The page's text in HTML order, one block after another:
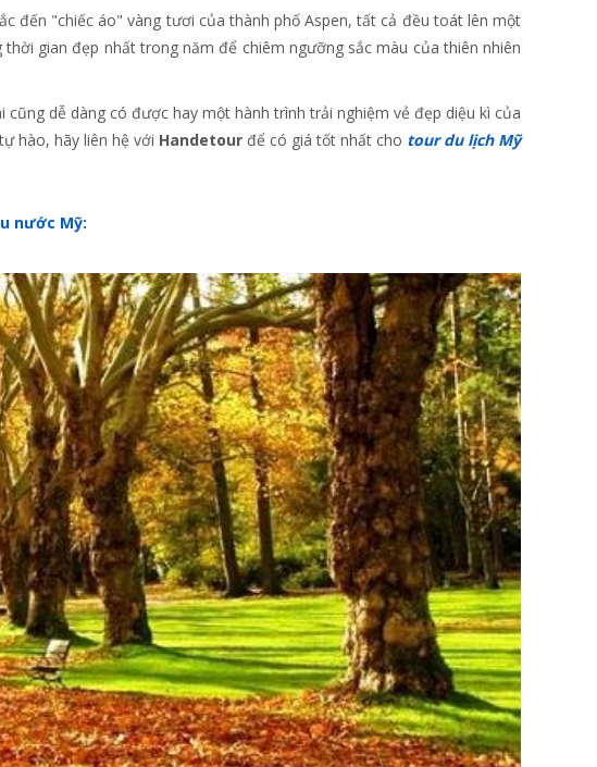
đến "chiếc áo" vàng tươi của thành phố Aspen, tất cả đều toát lên một
gian đẹp nhất trong năm để chiêm ngưỡng sắc màu của thiên nhiên
dễ dàng có được hay một hành trình trải nghiệm vẻ đẹp diệu kì của
hào, hãy liên hệ với Handetour để có giá tốt nhất cho tour du lịch Mỹ
nước Mỹ: